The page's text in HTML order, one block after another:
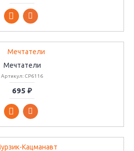
Мечтатели
Артикул: СР6116
695 ₽